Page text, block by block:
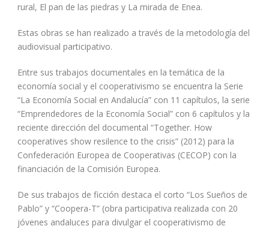
rural, El pan de las piedras y La mirada de Enea.
Estas obras se han realizado a través de la metodología del
audiovisual participativo.
Entre sus trabajos documentales en la temática de la
economía social y el cooperativismo se encuentra la Serie
“La Economía Social en Andalucía” con 11 capítulos, la serie
“Emprendedores de la Economía Social” con 6 capítulos y la
reciente dirección del documental “Together. How
cooperatives show resilence to the crisis” (2012) para la
Confederación Europea de Cooperativas (CECOP) con la
financiación de la Comisión Europea.
De sus trabajos de ficción destaca el corto “Los Sueños de
Pablo” y “Coopera-T” (obra participativa realizada con 20
jóvenes andaluces para divulgar el cooperativismo de